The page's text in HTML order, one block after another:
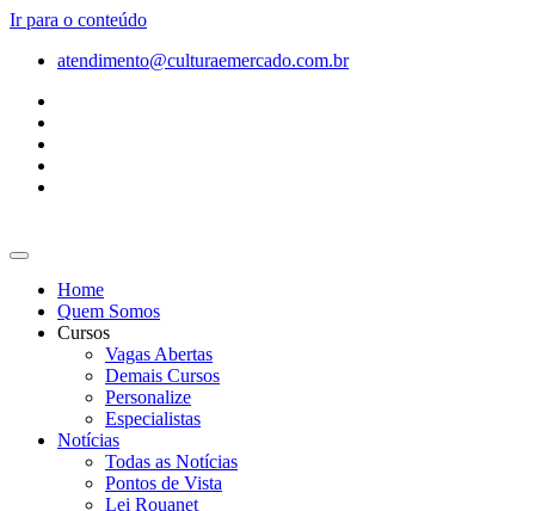
Ir para o conteúdo
atendimento@culturaemercado.com.br
Home
Quem Somos
Cursos
Vagas Abertas
Demais Cursos
Personalize
Especialistas
Notícias
Todas as Notícias
Pontos de Vista
Lei Rouanet